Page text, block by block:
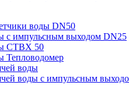
воды DN50
с импульсным выходом DN25
СТВХ 50
Тепловодомер
воды
воды с импульсным